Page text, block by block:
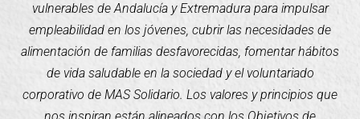
vulnerables de Andalucía y Extremadura para impulsar
empleabilidad en los jóvenes, cubrir las necesidades de
alimentación de familias desfavorecidas, fomentar hábitos
de vida saludable en la sociedad y el voluntariado
corporativo de MAS Solidario. Los valores y principios que